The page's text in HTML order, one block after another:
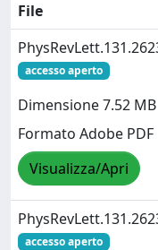
File
accesso aperto
Dimensione 7.52 MB
Formato Adobe PDF
Visualizza/Apri
accesso aperto